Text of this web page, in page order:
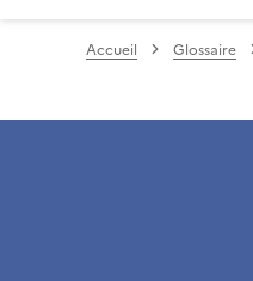
Accueil Glossaire